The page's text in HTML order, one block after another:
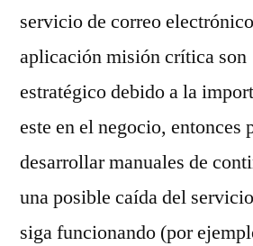
servicio de correo
aplicación misión crítica
estratégico debido a la
este en el negocio, entonces
desarrollar manuales de
una posible caída del
siga funcionando (por